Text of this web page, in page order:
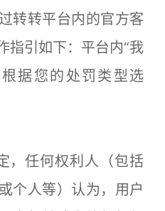
转转平台内的官方客
指引如下：平台内“我
据您的处罚类型选
任何权利人（包括
个人等）认为，用户